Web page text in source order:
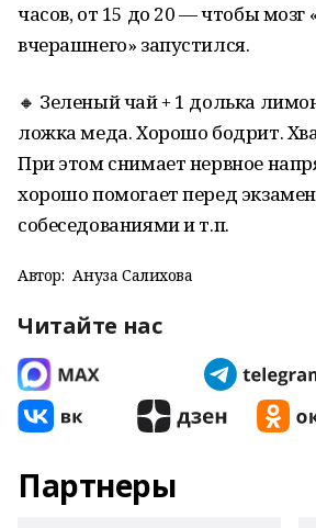
часов, от 15 до 20 — чтобы мозг
вчерашнего» запустился.
🔸 Зеленый чай + 1 долька
ложка меда. Хорошо бодрит.
При этом снимает нервное
хорошо помогает перед
собеседованиями и т.п.
Автор: Ануза Салихова
Читайте нас
Партнеры